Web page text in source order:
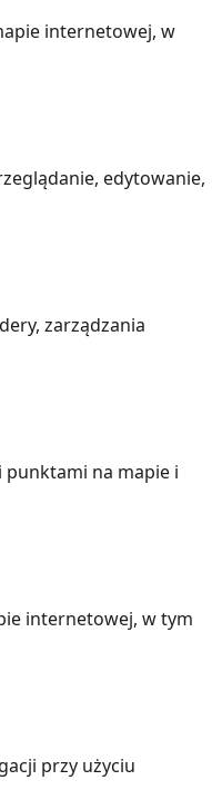
internetowej, w
edytowanie,
zarządzania
punktami na mapie i
internetowej, w tym
przy użyciu